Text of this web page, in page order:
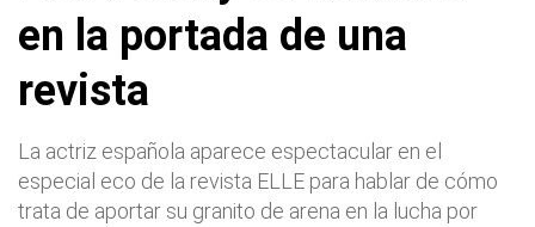
en la portada de una
revista
La actriz española aparece espectacular en el
especial eco de la revista ELLE para hablar de cómo
trata de aportar su granito de arena en la lucha por